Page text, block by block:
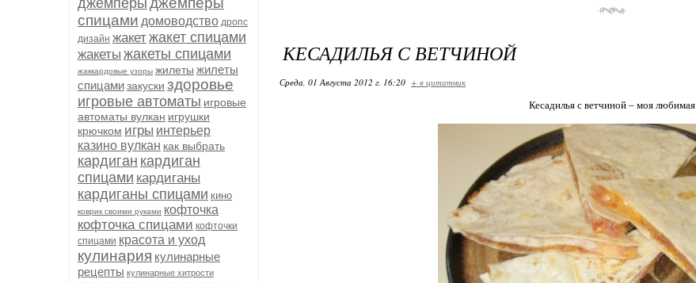
джемперы
спицами домоводство дропс
дизайн жакетжакет спицами
жакеты жакеты спицами
жаккардовые узоры жилеты жилеты
спицамизакуски здоровье
игровые автоматы игровые
автоматы вулкан игрушки
крючком игры интерьер
казино вулкан как выбрать
кардиган кардиган
спицами кардиганы
кардиганы спицами кино
коврик своими руками кофточка
кофточка спицами кофточки
спицами красота и уход
кулинария кулинарные
рецепты кулинарные хитрости
КЕСАДИЛЬЯ С ВЕТЧИНОЙ
Среда, 01 Августа 2012 г. 16:20 + в цитатник
Кесадилья с ветчиной – моя любимая